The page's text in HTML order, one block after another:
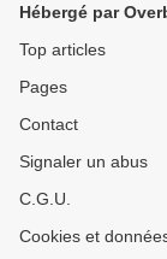
Hébergé par
Top articles
Pages
Contact
Signaler un abus
C.G.U.
Cookies et